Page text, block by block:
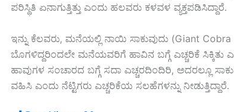
ಪರಿಸ್ಥಿತಿ ಏನಾಗುತ್ತಿತ್ತು ಎಂದು ಹಲವರು ಕಳವಳ ವ್ಯಕ್ತಪಡಿಸಿದ್ದಾರೆ.
ಇನ್ನು ಕೆಲವರು, ಮನೆಯಲ್ಲಿ ನಾಯಿ ಸಾಕುವುದು (Giant
ಬೊಗಳಿದ್ದರಿಂದಲೇ ಮನೆಯವರಿಗೆ ಹಾವಿನ ಬಗ್ಗೆ ಎಚ್ಚರಿಕೆ ಸಿಕ್ಕಿತು
ಹಾವುಗಳ ಸಂಚಾರದ ಬಗ್ಗೆ ಸದಾ ಎಚ್ಚರದಿಂದಿರಿ, ಅದರಲ್ಲೂ
ವಹಿಸಿ ಎಂದು ನೆಟ್ಟಿಗರು ಎಚ್ಚರಿಕೆಯ ಸಲಹೆಗಳನ್ನು ನೀಡುತ್ತಿದ್ದಾರೆ.